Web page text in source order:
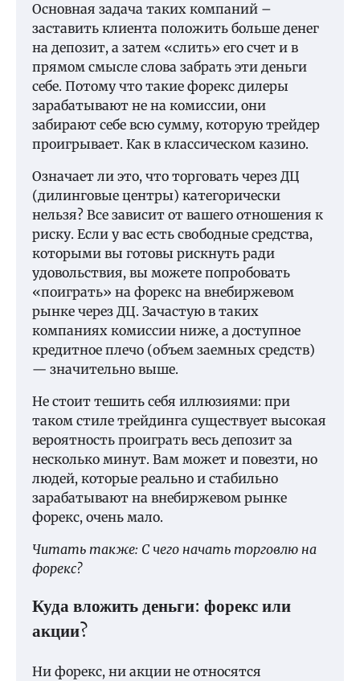
Основная задача таких компаний –
заставить клиента положить больше денег
на депозит, а затем «слить» его счет и в
прямом смысле слова забрать эти деньги
себе. Потому что такие форекс дилеры
зарабатывают не на комиссии, они
забирают себе всю сумму, которую трейдер
проигрывает. Как в классическом казино.
Означает ли это, что торговать через ДЦ
(дилинговые центры) категорически
нельзя? Все зависит от вашего отношения к
риску. Если у вас есть свободные средства,
которыми вы готовы рискнуть ради
удовольствия, вы можете попробовать
«поиграть» на форекс на внебиржевом
рынке через ДЦ. Зачастую в таких
компаниях комиссии ниже, а доступное
кредитное плечо (объем заемных средств)
— значительно выше.
Не стоит тешить себя иллюзиями: при
таком стиле трейдинга существует высокая
вероятность проиграть весь депозит за
несколько минут. Вам может и повезти, но
людей, которые реально и стабильно
зарабатывают на внебиржевом рынке
форекс, очень мало.
Читать также: С чего начать торговлю на
форекс?
Куда вложить деньги: форекс или
акции?
Ни форекс, ни акции не относятся